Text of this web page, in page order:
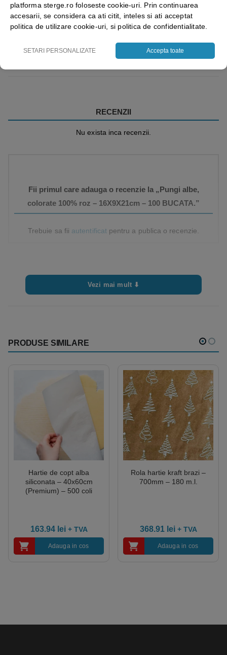
Vezi mai mult ⬇
RECENZII
Nu exista inca recenzii.
Fii primul care adauga o recenzie la „Pungi albe,
colorate 100% roz – 16X9X21cm – 100 BUCATA.”
Trebuie sa fii autentificatpentru a publica o recenzie.
Vezi mai mult ⬇
PRODUSE SIMILARE
Hartie de copt alba
siliconata – 40x60cm
(Premium) – 500 coli
163.94 lei + TVA
Adauga in cos
Rola hartie kraft brazi –
700mm – 180 m.l.
368.91 lei + TVA
Adauga in cos
platforma sterge.ro foloseste cookie-uri. Prin continuarea
accesarii, se considera ca ati citit, inteles si ati acceptat
politica de utilizare cookie-uri, si politica de confidentialitate.
SETARI PERSONALIZATE Accepta toate